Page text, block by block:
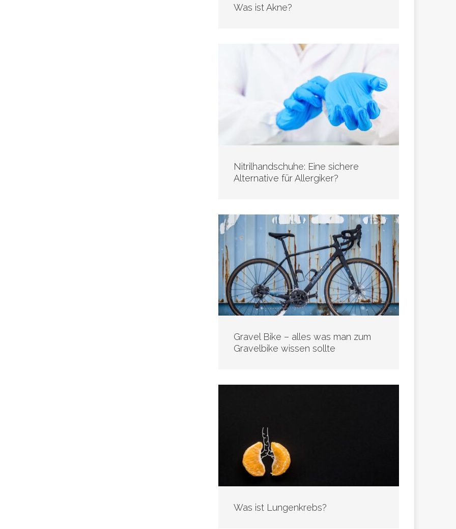
Was ist Akne?
Nitrilhandschuhe: Eine sichere
Alternative für Allergiker?
Gravel Bike – alles was man zum
Gravelbike wissen sollte
Was ist Lungenkrebs?